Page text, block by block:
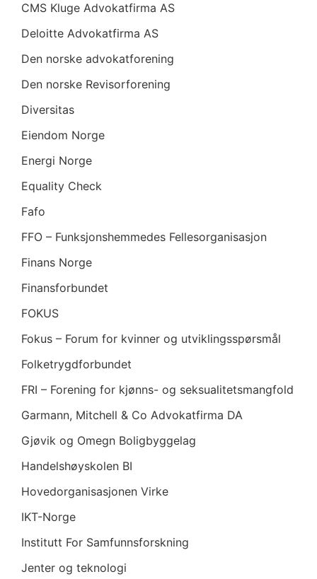
CMS Kluge Advokatfirma AS
Deloitte Advokatfirma AS
Den norske advokatforening
Den norske Revisorforening
Diversitas
Eiendom Norge
Energi Norge
Equality Check
Fafo
FFO – Funksjonshemmedes Fellesorganisasjon
Finans Norge
Finansforbundet
FOKUS
Fokus – Forum for kvinner og utviklingsspørsmål
Folketrygdforbundet
FRI – Forening for kjønns- og seksualitetsmangfold
Garmann, Mitchell & Co Advokatfirma DA
Gjøvik og Omegn Boligbyggelag
Handelshøyskolen BI
Hovedorganisasjonen Virke
IKT-Norge
Institutt For Samfunnsforskning
Jenter og teknologi